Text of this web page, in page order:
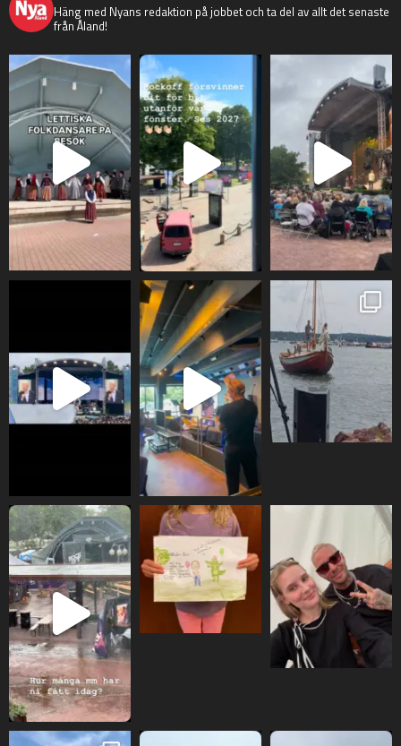
Häng med Nyans redaktion på jobbet och ta del av allt det senaste
från Åland!